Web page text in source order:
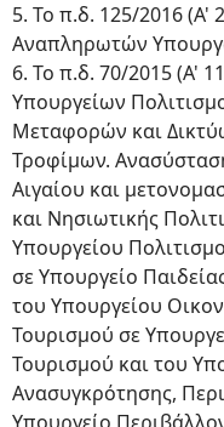
5. Το π.δ. 125/2016 (Α'
Αναπληρωτών
6. Το π.δ. 70/2015 (Α'
Υπουργείων
Μεταφορών και
Τροφίμων.
Αιγαίου και
και Νησιωτικής
Υπουργείου
σε Υπουργείο
του Υπουργείου
Τουρισμού σε
Τουρισμού και του
Ανασυγκρότησης,